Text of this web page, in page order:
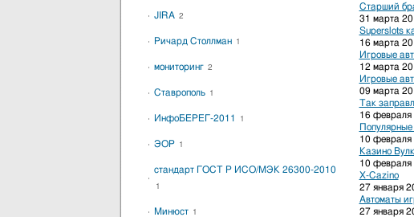
Старший
31 марта
Superslots
16 марта
Игровые
12 марта
Игровые
09 марта
Так
16 февраля
Популярные
10 февраля
Казино
10 февраля
X-Cazino
27 января
Автоматы
27 января
JIRA 2
Ричард Столлман 1
мониторинг 2
Ставрополь 1
ИнфоБЕРЕГ-2011 1
ЭОР 1
стандарт ГОСТ Р ИСО/МЭК 26300-2010
1
Минюст 1